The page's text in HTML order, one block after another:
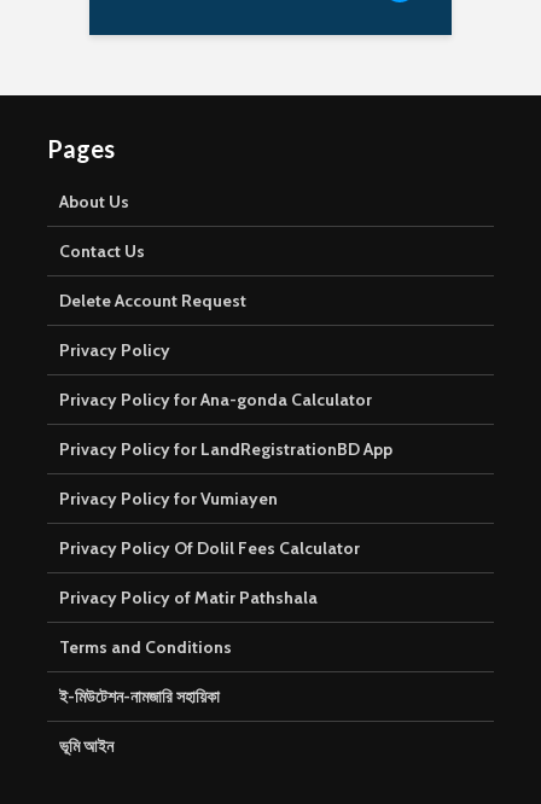
Pages
About Us
Contact Us
Delete Account Request
Privacy Policy
Privacy Policy for Ana-gonda Calculator
Privacy Policy for LandRegistrationBD App
Privacy Policy for Vumiayen
Privacy Policy Of Dolil Fees Calculator
Privacy Policy of Matir Pathshala
Terms and Conditions
ই-মিউটেশন-নামজারি সহায়িকা
ভূমি আইন